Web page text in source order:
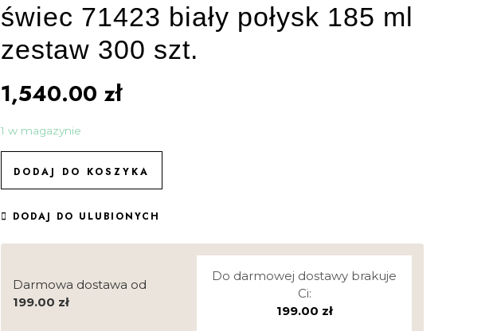
świec 71423 biały połysk 185 ml
zestaw 300 szt.
1,540.00 zł
1 w magazynie
DODAJ DO KOSZYKA
DODAJ DO ULUBIONYCH
Darmowa dostawa od
199.00 zł
Do darmowej dostawy brakuje
Ci:
199.00 zł